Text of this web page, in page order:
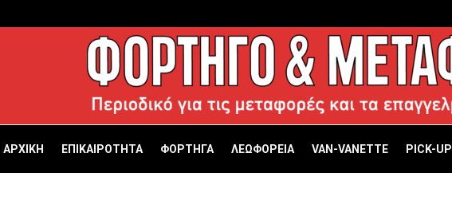
ΑΡΧΙΚΗ ΕΠΙΚΑΙΡΟΤΗΤΑ ΦΟΡΤΗΓΑ ΛΕΩΦΟΡΕΙΑ VAN-VANETTΕ PICK-UP